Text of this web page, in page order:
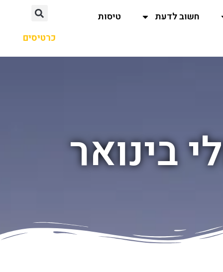
חשוב לדעת
טיסות
כרטיסים
בינואר